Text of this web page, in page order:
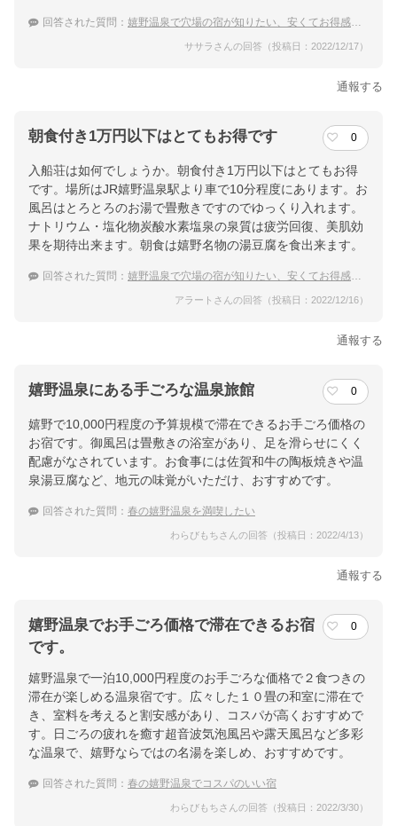
回答された質問： 嬉野温泉で穴場の宿が知りたい、安くてお得感ある温泉宿のおすすめは？
ササラさんの回答（投稿日：2022/12/17）
通報する
朝食付き1万円以下はとてもお得です 0
入船荘は如何でしょうか。朝食付き1万円以下はとてもお得
です。場所はJR嬉野温泉駅より車で10分程度にあります。お
風呂はとろとろのお湯で畳敷きですのでゆっくり入れます。
ナトリウム・塩化物炭酸水素塩泉の泉質は疲労回復、美肌効
果を期待出来ます。朝食は嬉野名物の湯豆腐を食出来ます。
回答された質問： 嬉野温泉で穴場の宿が知りたい、安くてお得感ある温泉宿のおすすめは？
アラートさんの回答（投稿日：2022/12/16）
通報する
嬉野温泉にある手ごろな温泉旅館 0
嬉野で10,000円程度の予算規模で滞在できるお手ごろ価格の
お宿です。御風呂は畳敷きの浴室があり、足を滑らせにくく
配慮がなされています。お食事には佐賀和牛の陶板焼きや温
泉湯豆腐など、地元の味覚がいただけ、おすすめです。
回答された質問： 春の嬉野温泉を満喫したい
わらびもちさんの回答（投稿日：2022/4/13）
通報する
嬉野温泉でお手ごろ価格で滞在できるお宿
です。
0
嬉野温泉で一泊10,000円程度のお手ごろな価格で２食つきの
滞在が楽しめる温泉宿です。広々した１０畳の和室に滞在で
き、室料を考えると割安感があり、コスパが高くおすすめで
す。日ごろの疲れを癒す超音波気泡風呂や露天風呂など多彩
な温泉で、嬉野ならではの名湯を楽しめ、おすすめです。
回答された質問： 春の嬉野温泉でコスパのいい宿
わらびもちさんの回答（投稿日：2022/3/30）